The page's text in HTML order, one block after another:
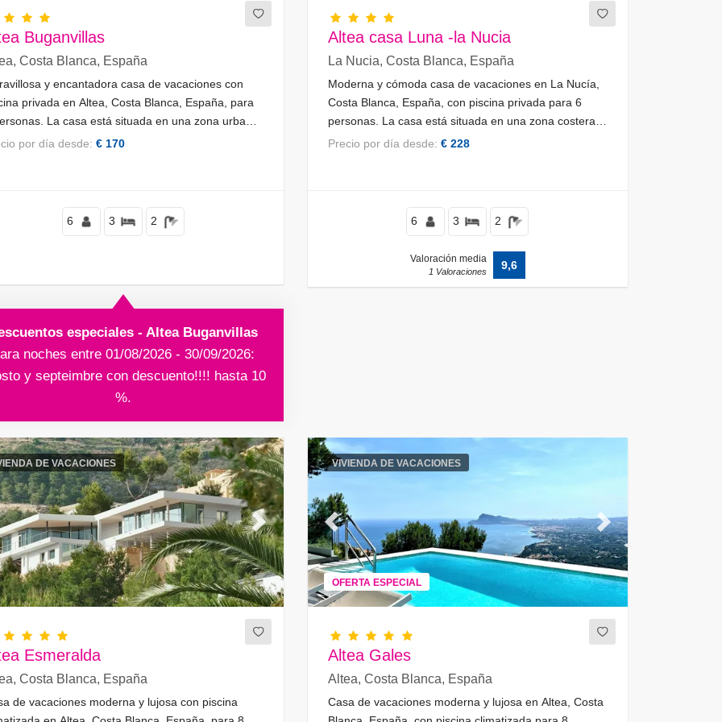
Buganvillas
Costa Blanca, España
y encantadora casa de vacaciones con
privada en Altea, Costa Blanca, España, para
La casa está situada en una zona urbana
a 5 km de Altea la Vieja.
por día desde: € 170
6 3 2
especiales - Altea Buganvillas
noches entre 01/08/2026 - 30/09/2026:
y septeimbre con descuento!!!! hasta 10
%.
Altea casa Luna -la Nucia
La Nucia, Costa Blanca, España
Moderna y cómoda casa de vacaciones en La Nucía,
Costa Blanca, España, con piscina privada para 6
personas. La casa está situada en una zona costera,
montañosa, boscosa y residencial, a 3 km de Alfaz del
Precio por día desde: € 228
6 3 2
Valoración media
1 Valoraciones 9,6
DE VACACIONES
Next
Esmeralda
Costa Blanca, España
de vacaciones moderna y lujosa con piscina
VIVIENDA DE VACACIONES
OFERTA ESPECIAL
Previous Next
Altea Gales
Altea, Costa Blanca, España
Casa de vacaciones moderna y lujosa en Altea, Costa